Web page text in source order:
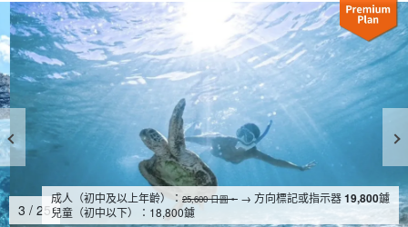
4 / 25
成人（初中及以上年齡）： 25,600 日圓。 → 方向標記或指示器19,800鑢
兒童（初中以下）： 18,800鑢